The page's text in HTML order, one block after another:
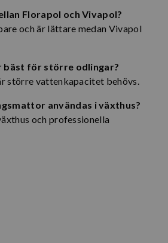
Florapol och Vivapol?
och är lättare medan Vivapol
bäst för större odlingar?
större vattenkapacitet behövs.
användas i växthus?
och professionella